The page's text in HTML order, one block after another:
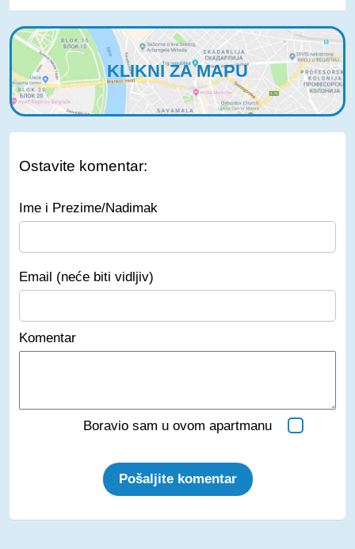
KLIKNI ZA MAPU
Ostavite komentar:
Ime i Prezime/Nadimak
Email (neće biti vidljiv)
Komentar
Boravio sam u ovom apartmanu
Pošaljite komentar